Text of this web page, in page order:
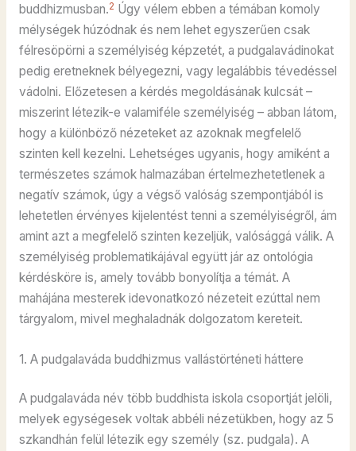
buddhizmusban.2 Úgy vélem ebben a témában komoly
mélységek húzódnak és nem lehet egyszerűen csak
félresöpörni a személyiség képzetét, a pudgalavádinokat
pedig eretneknek bélyegezni, vagy legalábbis tévedéssel
vádolni. Előzetesen a kérdés megoldásának kulcsát –
miszerint létezik-e valamiféle személyiség – abban látom,
hogy a különböző nézeteket az azoknak megfelelő
szinten kell kezelni. Lehetséges ugyanis, hogy amiként a
természetes számok halmazában értelmezhetetlenek a
negatív számok, úgy a végső valóság szempontjából is
lehetetlen érvényes kijelentést tenni a személyiségről, ám
amint azt a megfelelő szinten kezeljük, valósággá válik. A
személyiség problematikájával együtt jár az ontológia
kérdésköre is, amely tovább bonyolítja a témát. A
mahájána mesterek idevonatkozó nézeteit ezúttal nem
tárgyalom, mivel meghaladnák dolgozatom kereteit.
1. A pudgalaváda buddhizmus vallástörténeti háttere
A pudgalaváda név több buddhista iskola csoportját jelöli,
melyek egységesek voltak abbéli nézetükben, hogy az 5
szkandhán felül létezik egy személy (sz. pudgala). A